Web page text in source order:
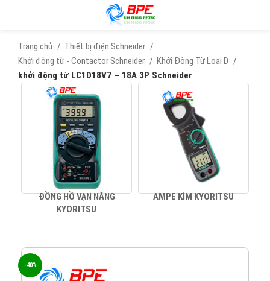
Trang chủ
Thiết bị điện Schneider
Khởi động từ - Contactor Schneider
Khởi Động Từ Loại D
khởi động từ LC1D18V7 – 18A 3P Schneider
ĐỒNG HỒ VẠN NĂNG
KYORITSU
AMPE KÌM KYORITSU
-40%